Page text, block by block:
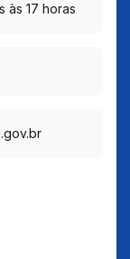
às 17 horas